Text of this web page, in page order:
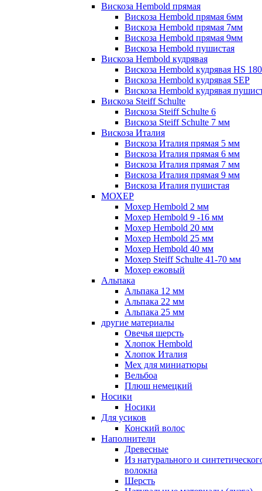
Вискоза Hembold прямая
Вискоза Hembold прямая 6мм
Вискоза Hembold прямая 7мм
Вискоза Hembold прямая 9мм
Вискоза Hembold пушистая
Вискоза Hembold кудрявая
Вискоза Hembold кудрявая HS 180
Вискоза Hembold кудрявая SEP
Вискоза Hembold кудрявая
Вискоза Steiff Schulte
Вискоза Steiff Schulte 6
Вискоза Steiff Schulte 7 мм
Вискоза Италия
Вискоза Италия прямая 5 мм
Вискоза Италия прямая 6 мм
Вискоза Италия прямая 7 мм
Вискоза Италия прямая 9 мм
Вискоза Италия пушистая
МОХЕР
Мохер Hembold 2 мм
Мохер Hembold 9 -16 мм
Мохер Hembold 20 мм
Мохер Hembold 25 мм
Мохер Hembold 40 мм
Мохер Steiff Schulte 41-70 мм
Мохер ежовый
Альпака
Альпака 12 мм
Альпака 22 мм
Альпака 25 мм
другие материалы
Овечья шерсть
Хлопок Hembold
Хлопок Италия
Мех для миниатюры
Вельбоа
Плюш немецкий
Носики
Носики
Для усиков
Конский волос
Наполнители
Древесные
Из натурального и
волокна
Шерсть